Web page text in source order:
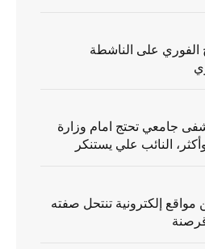
الفوري على الناشطة
جامعي تحتج امام وزارة
النائب علي يستنكر
مواقع إلكترونية تنتحل صفته